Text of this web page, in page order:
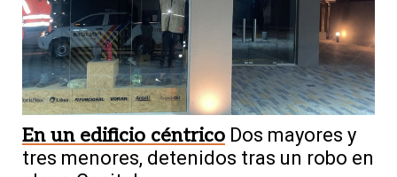
En un edificio céntrico Dos mayores y
tres menores, detenidos tras un robo en